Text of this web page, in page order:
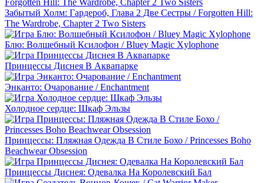
Забытый Холм: Гардероб, Глава 2 Две Сестры / Forgotten Hill:
The Wardrobe, Chapter 2 Two Sisters
Блю: Волшебный Ксилофон / Bluey Magic Xylophone
Принцессы Диснея В Аквапарке
Энканто: Очарование / Enchantment
Холодное сердце: Шкаф Эльзы
Принцессы: Пляжная Одежда В Стиле Бохо / Princesses Boho
Beachwear Obsession
Принцессы Диснея: Одевалка На Королевский Бал